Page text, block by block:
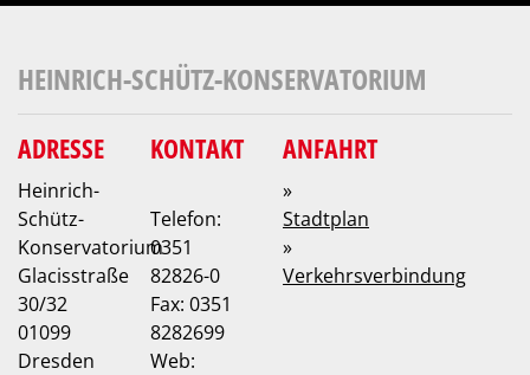
HEINRICH-SCHÜTZ-KONSERVATORIUM
ADRESSE
Heinrich-
Schütz-
Konservatorium
Glacisstraße
30/32
01099
Dresden
KONTAKT
Telefon:
0351
82826-0
Fax: 0351
8282699
Web:
ANFAHRT
»
Stadtplan
»
Verkehrsverbindung